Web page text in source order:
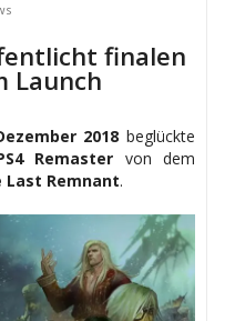
finalen
Launch
2018 beglückte
Remaster von dem
Last Remnant.